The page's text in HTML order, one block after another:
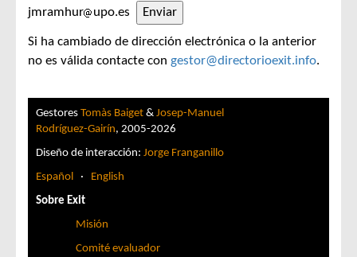
jmramhur
upo.es
Si ha cambiado de dirección electrónica o la anterior
no es válida contacte con gestor@directorioexit.info.
Gestores Tomàs Baiget & Josep-Manuel
Rodríguez-Gairín, 2005-2026
Diseño de interacción: Jorge Franganillo
Español · English
Sobre Exit
Misión
Comité evaluador